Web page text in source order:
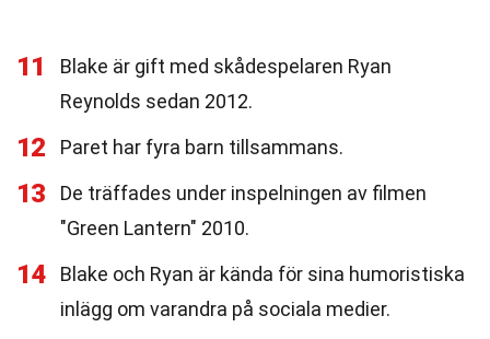
11
Blake är gift med skådespelaren Ryan
Reynolds sedan 2012.
12 Paret har fyra barn tillsammans.
13
De träffades under inspelningen av filmen
"Green Lantern" 2010.
14
Blake och Ryan är kända för sina humoristiska
inlägg om varandra på sociala medier.